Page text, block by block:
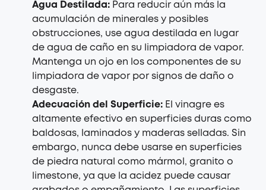
Agua Destilada: Para reducir aún más la
acumulación de minerales y posibles
obstrucciones, use agua destilada en lugar
de agua de caño en su limpiadora de vapor.
Mantenga un ojo en los componentes de su
limpiadora de vapor por signos de daño o
desgaste.
Adecuación del Superficie: El vinagre es
altamente efectivo en superficies duras como
baldosas, laminados y maderas selladas. Sin
embargo, nunca debe usarse en superficies
de piedra natural como mármol, granito o
limestone, ya que la acidez puede causar